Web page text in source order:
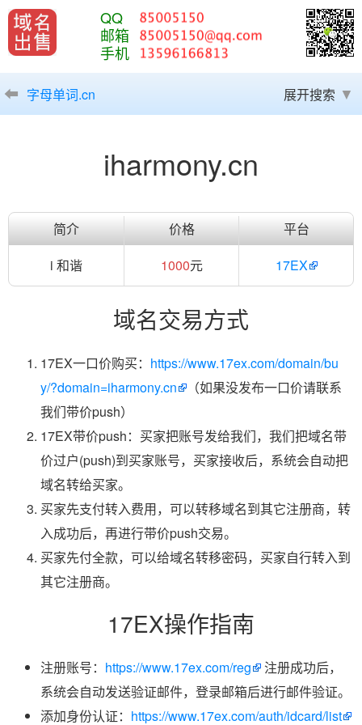
QQ
邮箱
手机
字母单词.cn 展开搜索
iharmony.cn
简介 价格
平台
i 和谐
1000元 17EX
域名交易方式
17EX一口价购买： https://www.17ex.com/domain/bu
y/?domain=iharmony.cn
（如果没发布一口价请联系
我们带价push）
17EX带价push：买家把账号发给我们，我们把域名带
价过户(push)到买家账号，买家接收后，系统会自动把
域名转给买家。
买家先支付转入费用，可以转移域名到其它注册商，转
入成功后，再进行带价push交易。
买家先付全款，可以给域名转移密码，买家自行转入到
其它注册商。
17EX操作指南
注册账号： https://www.17ex.com/reg
注册成功后，
系统会自动发送验证邮件，登录邮箱后进行邮件验证。
添加身份认证： https://www.17ex.com/auth/idcard/list